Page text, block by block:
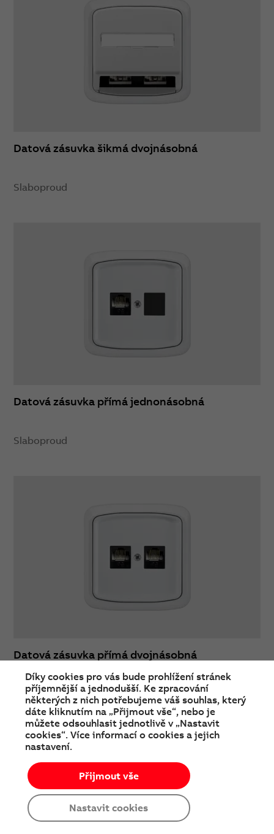
Datová zásuvka šikmá dvojnásobná
Slaboproud
Datová zásuvka přímá jednonásobná
Slaboproud
Datová zásuvka přímá dvojnásobná
Slaboproud
Díky cookies pro vás bude prohlížení stránek
příjemnější a jednodušší. Ke zpracování
některých z nich potřebujeme váš souhlas, který
dáte kliknutím na „Přijmout vše“, nebo je
můžete odsouhlasit jednotlivě v „Nastavit
cookies“. Více informací o cookies a jejich
nastavení.
Nastavit cookies
Přijmout vše